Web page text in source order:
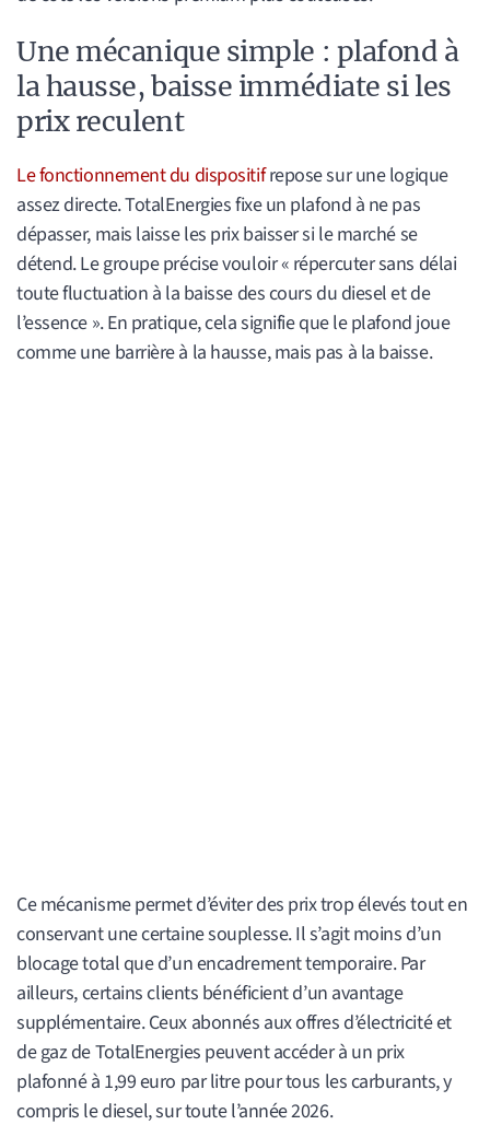
Une mécanique simple : plafond à
la hausse, baisse immédiate si les
prix reculent
Le fonctionnement du dispositifrepose sur une logique
assez directe. TotalEnergies fixe un plafond à ne pas
dépasser, mais laisse les prix baisser si le marché se
détend. Le groupe précise vouloir « répercuter sans délai
toute fluctuation à la baisse des cours du diesel et de
l’essence ». En pratique, cela signifie que le plafond joue
comme une barrière à la hausse, mais pas à la baisse.
Ce mécanisme permet d’éviter des prix trop élevés tout en
conservant une certaine souplesse. Il s’agit moins d’un
blocage total que d’un encadrement temporaire. Par
ailleurs, certains clients bénéficient d’un avantage
supplémentaire. Ceux abonnés aux offres d’électricité et
de gaz de TotalEnergies peuvent accéder à un prix
plafonné à 1,99 euro par litre pour tous les carburants, y
compris le diesel, sur toute l’année 2026.